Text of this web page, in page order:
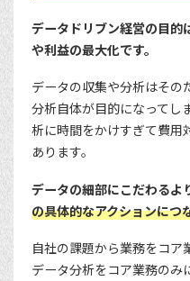
データドリブン経営の目的
や利益の最大化です。
データの収集や分析はその
分析自体が目的になってし
析に時間をかけすぎて費用
あります。
データの細部にこだわるよ
の具体的なアクションにつ
自社の課題から業務をコア
データ分析をコア業務のみ